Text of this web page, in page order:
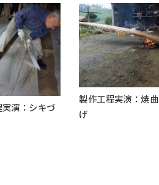
演：シキづ
製作工程実演：焼曲
げ